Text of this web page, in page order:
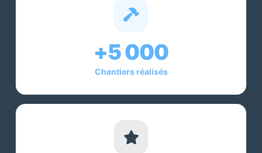
+5 000
Chantiers réalisés